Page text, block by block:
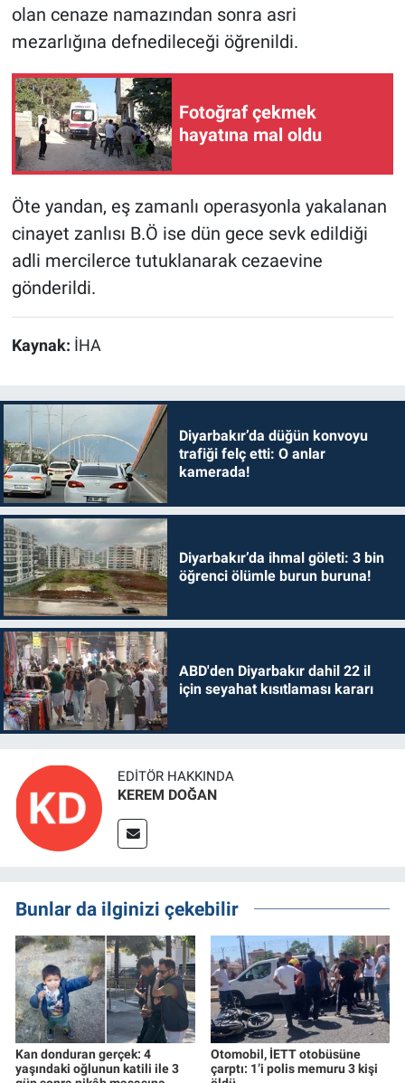
olan cenaze namazından sonra asri
mezarlığına defnedileceği öğrenildi.
Fotoğraf çekmek
hayatına mal oldu
Öte yandan, eş zamanlı operasyonla yakalanan
cinayet zanlısı B.Ö ise dün gece sevk edildiği
adli mercilerce tutuklanarak cezaevine
gönderildi.
Kaynak: İHA
Diyarbakır’da düğün konvoyu
trafiği felç etti: O anlar
kamerada!
Diyarbakır’da ihmal göleti: 3 bin
öğrenci ölümle burun buruna!
ABD'den Diyarbakır dahil 22 il
için seyahat kısıtlaması kararı
EDITÖR HAKKINDA
KEREM DOĞAN
Bunlar da ilginizi çekebilir
Kan donduran gerçek: 4
yaşındaki oğlunun katili ile 3
Otomobil, İETT otobüsüne
çarptı: 1’i polis memuru 3 kişi